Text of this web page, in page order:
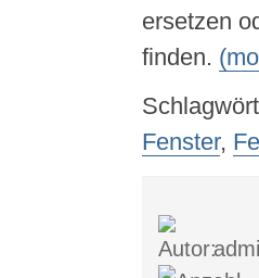
ersetzen
finden.
Fenster,